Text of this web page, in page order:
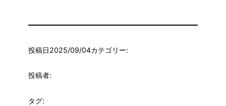
投稿日2025/09/04カテゴリー:
投稿者:
タグ: